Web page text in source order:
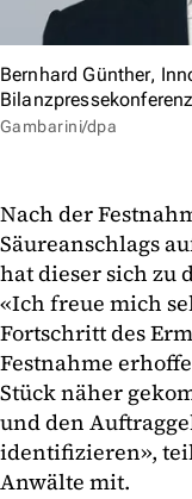
Bernhard Günther,
Gambarini/dpa
Nach der
Säureanschlags
hat dieser sich zu
«Ich freue mich
Fortschritt des
Festnahme
Stück näher
und den
identifizieren»,
Anwälte mit.